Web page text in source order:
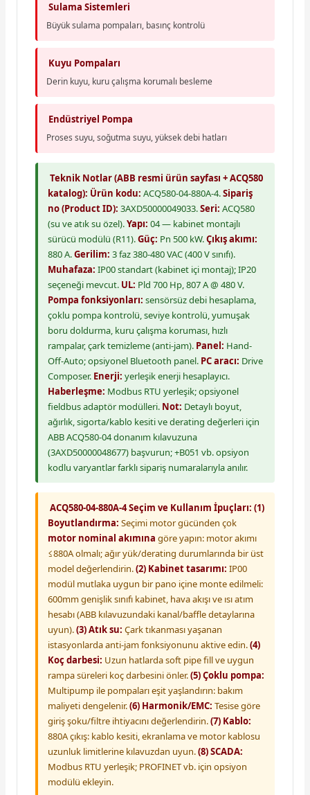
Sulama Sistemleri
Büyük sulama pompaları, basınç kontrolü
Kuyu Pompaları
Derin kuyu, kuru çalışma korumalı besleme
Endüstriyel Pompa
Proses suyu, soğutma suyu, yüksek debi hatları
Teknik Notlar (ABB resmi ürün sayfası + ACQ580
katalog): Ürün kodu: ACQ580-04-880A-4.Sipariş
no (Product ID): 3AXD50000049033.Seri: ACQ580
(su ve atık su özel).Yapı: 04 — kabinet montajlı
sürücü modülü (R11).Güç: Pn 500 kW.Çıkış akımı:
880 A.Gerilim: 3 faz 380-480 VAC (400 V sınıfı).
Muhafaza: IP00 standart (kabinet içi montaj); IP20
seçeneği mevcut. UL: Pld 700 Hp, 807 A @ 480 V.
Pompa fonksiyonları: sensörsüz debi hesaplama,
çoklu pompa kontrolü, seviye kontrolü, yumuşak
boru doldurma, kuru çalışma koruması, hızlı
rampalar, çark temizleme (anti-jam). Panel: Hand-
Off-Auto; opsiyonel Bluetooth panel. PC aracı: Drive
Composer. Enerji: yerleşik enerji hesaplayıcı.
Haberleşme: Modbus RTU yerleşik; opsiyonel
fieldbus adaptör modülleri. Not: Detaylı boyut,
ağırlık, sigorta/kablo kesiti ve derating değerleri için
ABB ACQ580-04 donanım kılavuzuna
(3AXD50000048677) başvurun; +B051 vb. opsiyon
kodlu varyantlar farklı sipariş numaralarıyla anılır.
ACQ580-04-880A-4 Seçim ve Kullanım İpuçları: (1)
Boyutlandırma: Seçimi motor gücünden çok
motor nominal akımına göre yapın: motor akımı
≤880A olmalı; ağır yük/derating durumlarında bir üst
model değerlendirin.(2) Kabinet tasarımı: IP00
modül mutlaka uygun bir pano içine monte edilmeli:
600mm genişlik sınıfı kabinet, hava akışı ve ısı atım
hesabı (ABB kılavuzundaki kanal/baffle detaylarına
uyun).(3) Atık su: Çark tıkanması yaşanan
istasyonlarda anti-jam fonksiyonunu aktive edin.(4)
Koç darbesi: Uzun hatlarda soft pipe fill ve uygun
rampa süreleri koç darbesini önler.(5) Çoklu pompa:
Multipump ile pompaları eşit yaşlandırın: bakım
maliyeti dengelenir.(6) Harmonik/EMC: Tesise göre
giriş şoku/filtre ihtiyacını değerlendirin.(7) Kablo:
880A çıkış: kablo kesiti, ekranlama ve motor kablosu
uzunluk limitlerine kılavuzdan uyun.(8) SCADA:
Modbus RTU yerleşik; PROFINET vb. için opsiyon
modülü ekleyin.